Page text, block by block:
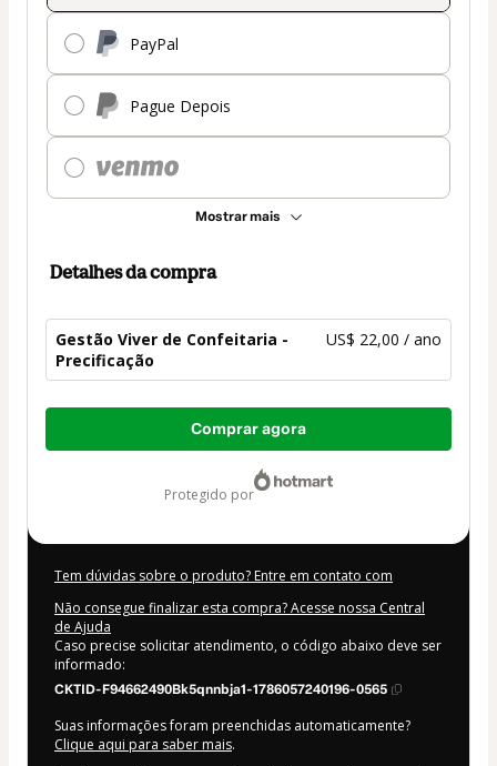
PayPal
Pague Depois
Mostrar mais
Detalhes da compra
Gestão Viver de Confeitaria -
Precificação
US$ 22,00 / ano
Total
Comprar agora
protegido por
Tem dúvidas sobre o produto? Entre em contato com
Não consegue finalizar esta compra? Acesse nossa Central
de Ajuda
Caso precise solicitar atendimento, o código abaixo deve ser
informado:
CKTID-F94662490Bk5qnnbja1-1786057240196-0565
Suas informações foram preenchidas automaticamente?
Clique aqui para saber mais.